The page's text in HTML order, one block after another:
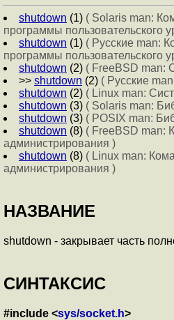
shutdown (1) ( Solaris man:
программы пользовательского
shutdown (1) ( Русские man:
программы пользовательского
shutdown (2) ( FreeBSD man:
>> shutdown (2) ( Русские
shutdown (2) ( Linux man:
shutdown (3) ( Solaris man:
shutdown (3) ( POSIX man:
shutdown (8) ( FreeBSD man:
администрирования )
shutdown (8) ( Linux man:
администрирования )
НАЗВАНИЕ
shutdown - закрывает часть
СИНТАКСИС
#include <sys/socket.h>